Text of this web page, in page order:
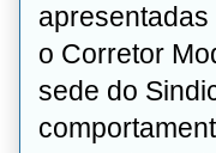
o Corretor
sede do